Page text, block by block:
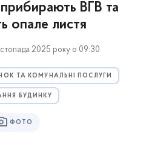
ВГВ та
опале листя
2025 року о 09:30
ТА КОМУНАЛЬНІ ПОСЛУГИ
БУДИНКУ
ФОТО